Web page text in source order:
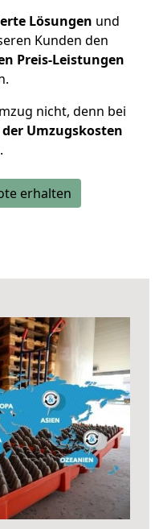
Lösungen und
Kunden den
Preis-Leistungen
nicht, denn bei
der Umzugskosten
.
erhalten